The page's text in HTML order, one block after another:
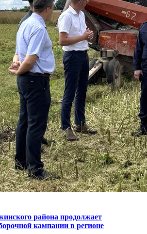
района продолжает
кампании в регионе